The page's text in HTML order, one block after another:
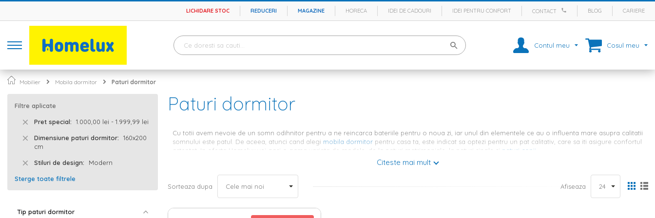
LICHIDARE STOC REDUCERI MAGAZINE HORECA IDEI DE CADOURI IDEI PENTRU CONFORT CONTACT BLOG CARIERE
Contul meu Cosul meu
Mobilier Mobila dormitor Paturi dormitor
Paturi dormitor
Cu totii avem nevoie de un somn odihnitor pentru a ne reincarca bateriile pentru o noua zi, iar unul din elementele ce au o influenta mare asupra calitatii
somnului este patul. De aceea, atunci cand alegi mobila dormitorpentru casa ta, este indicat sa optezi pentru un pat calitativ, care sa iti asigure confortul
asteptat. In oferta Homelux vei gasi o gama variata de modele, de la paturi matrimoniale, la paturi single si paturi copii
Pat matrimonial sau single – gaseste cea mai buna varianta pentru dormitorul tau
Atunci cand alegi cel mai bun pat pentru dormitorul tau, trebuie sa gasesti dimensiunea potrivita, in functie de mai multe aspecte. In primul rand, in
functie de nevoile tale, poti opta pentru un
. In al doilea rand, trebuie sa tii cont ca un pat prea mic nu iti
va oferi confortul mult asteptat, in timp ce un pat prea mare va incarca foarte mult incaperea, astfel ca nu vei mai avea atat de mult spatiu de miscare si
Citeste mai mult
Sorteaza dupa Afiseaza
Filtre aplicate
Pret special 1.000,00 lei - 1.999,99 lei
Dimensiune paturi dormitor
160x200
cm
Stiluri de design Modern
Sterge toate filtrele
Tip paturi dormitor